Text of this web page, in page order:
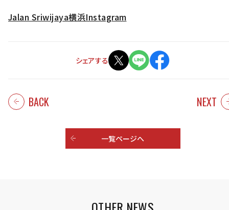
Jalan Sriwijaya横浜Instagram
シェアする
BACK NEXT
一覧ページへ